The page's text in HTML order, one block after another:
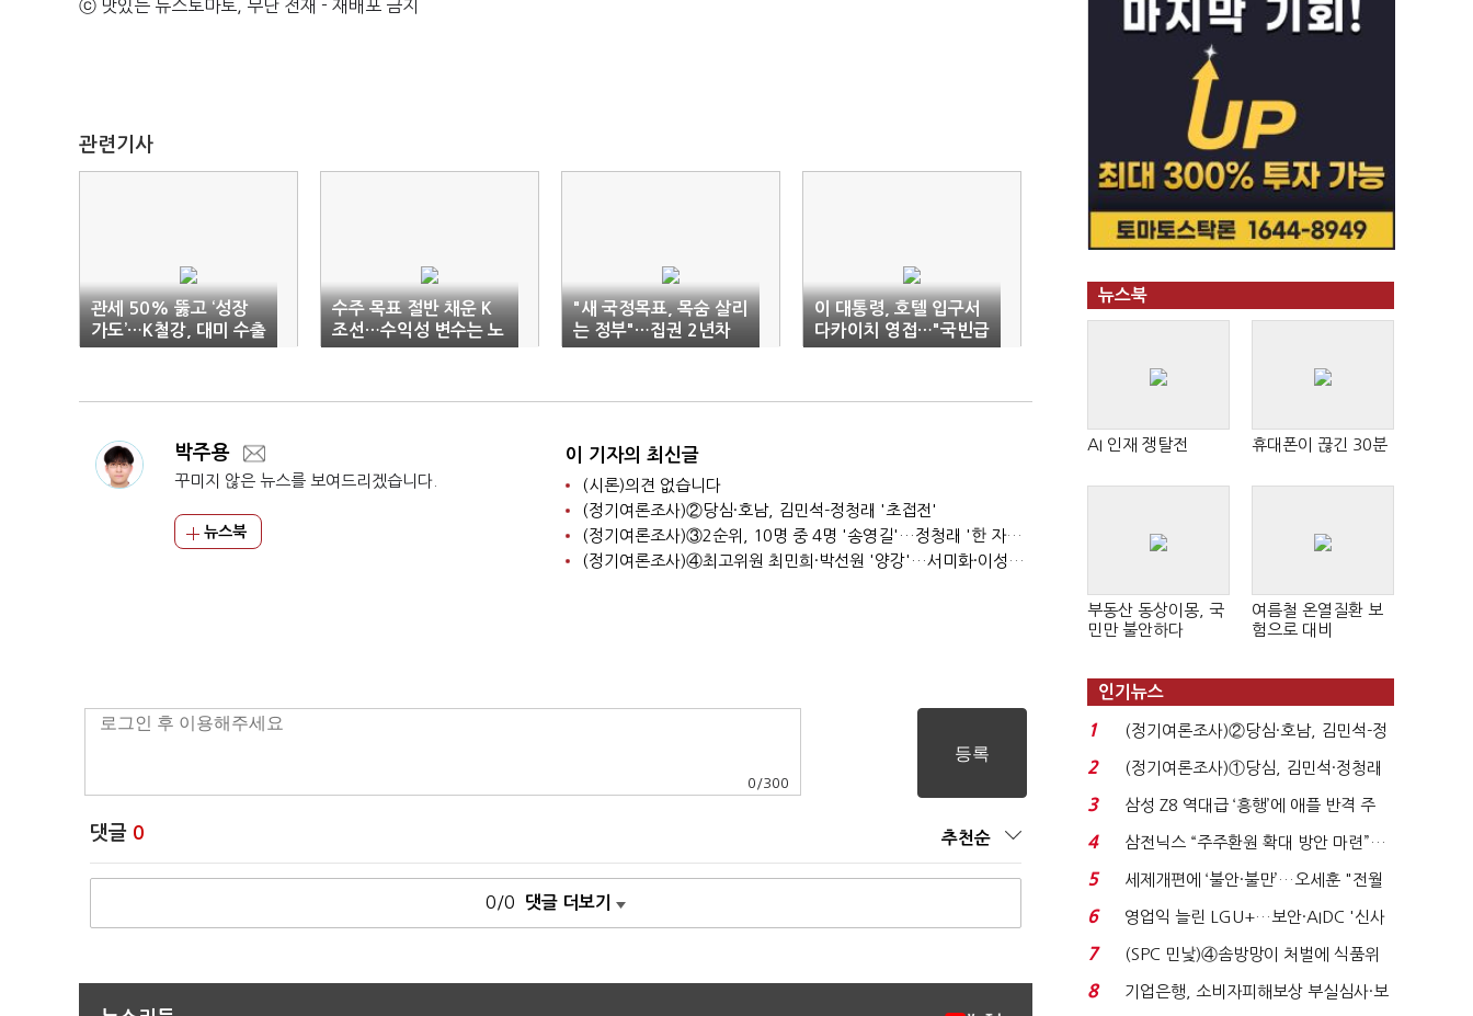
ⓒ 맛있는 뉴스토마토, 무단 전재 - 재배포 금지
관련기사
관세 50% 뚫고 ‘성장
가도’…K철강, 대미 수출
‘쑥’
수주 목표 절반 채운 K
조선…수익성 변수는 노
조 ‘청구서’
"새 국정목표, 목숨 살리
는 정부"…집권 2년차
승부수
이 대통령, 호텔 입구서
다카이치 영접…"국빈급
예우"
박주용
꾸미지 않은 뉴스를 보여드리겠습니다.
뉴스북
이 기자의 최신글
(시론)의견 없습니다
(정기여론조사)②당심·호남, 김민석-정청래 '초접전'
(정기여론조사)③2순위, 10명 중 4명 '송영길'…정청래 '한 자릿수'
(정기여론조사)④최고위원 최민희·박선원 '양강'…서미화·이성윤·임미애 뒤이어
0 /300
댓글 0 추천순
0/0 댓글 더보기
뉴스북
AI 인재 쟁탈전 휴대폰이 끊긴 30분
부동산 동상이몽, 국
민만 불안하다
여름철 온열질환 보
험으로 대비
인기뉴스
1
(정기여론조사)②당심·호남, 김민석-정
청래 '초접전'...
2
(정기여론조사)①당심, 김민석·정청래
'초접전'…대통령 ...
3
삼성 Z8 역대급 ‘흥행’에 애플 반격 주
목…9월 ‘폴...
4
삼전닉스 “주주환원 확대 방안 마련”…
로이터에 성명...
5
세제개편에 ‘불안·불만’…오세훈 "전월
세 구하기 더 ...
6
영업익 늘린 LGU+…보안·AIDC '신사
업 드라이브'...
7
(SPC 민낯)④솜방망이 처벌에 식품위
생법 위반 반복...
8
기업은행, 소비자피해보상 부실심사·보